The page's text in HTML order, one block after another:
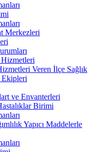
Merkezleri
Veren İlçe Sağlık
ve Envanterleri
Birimi
Yapıcı Maddelerle